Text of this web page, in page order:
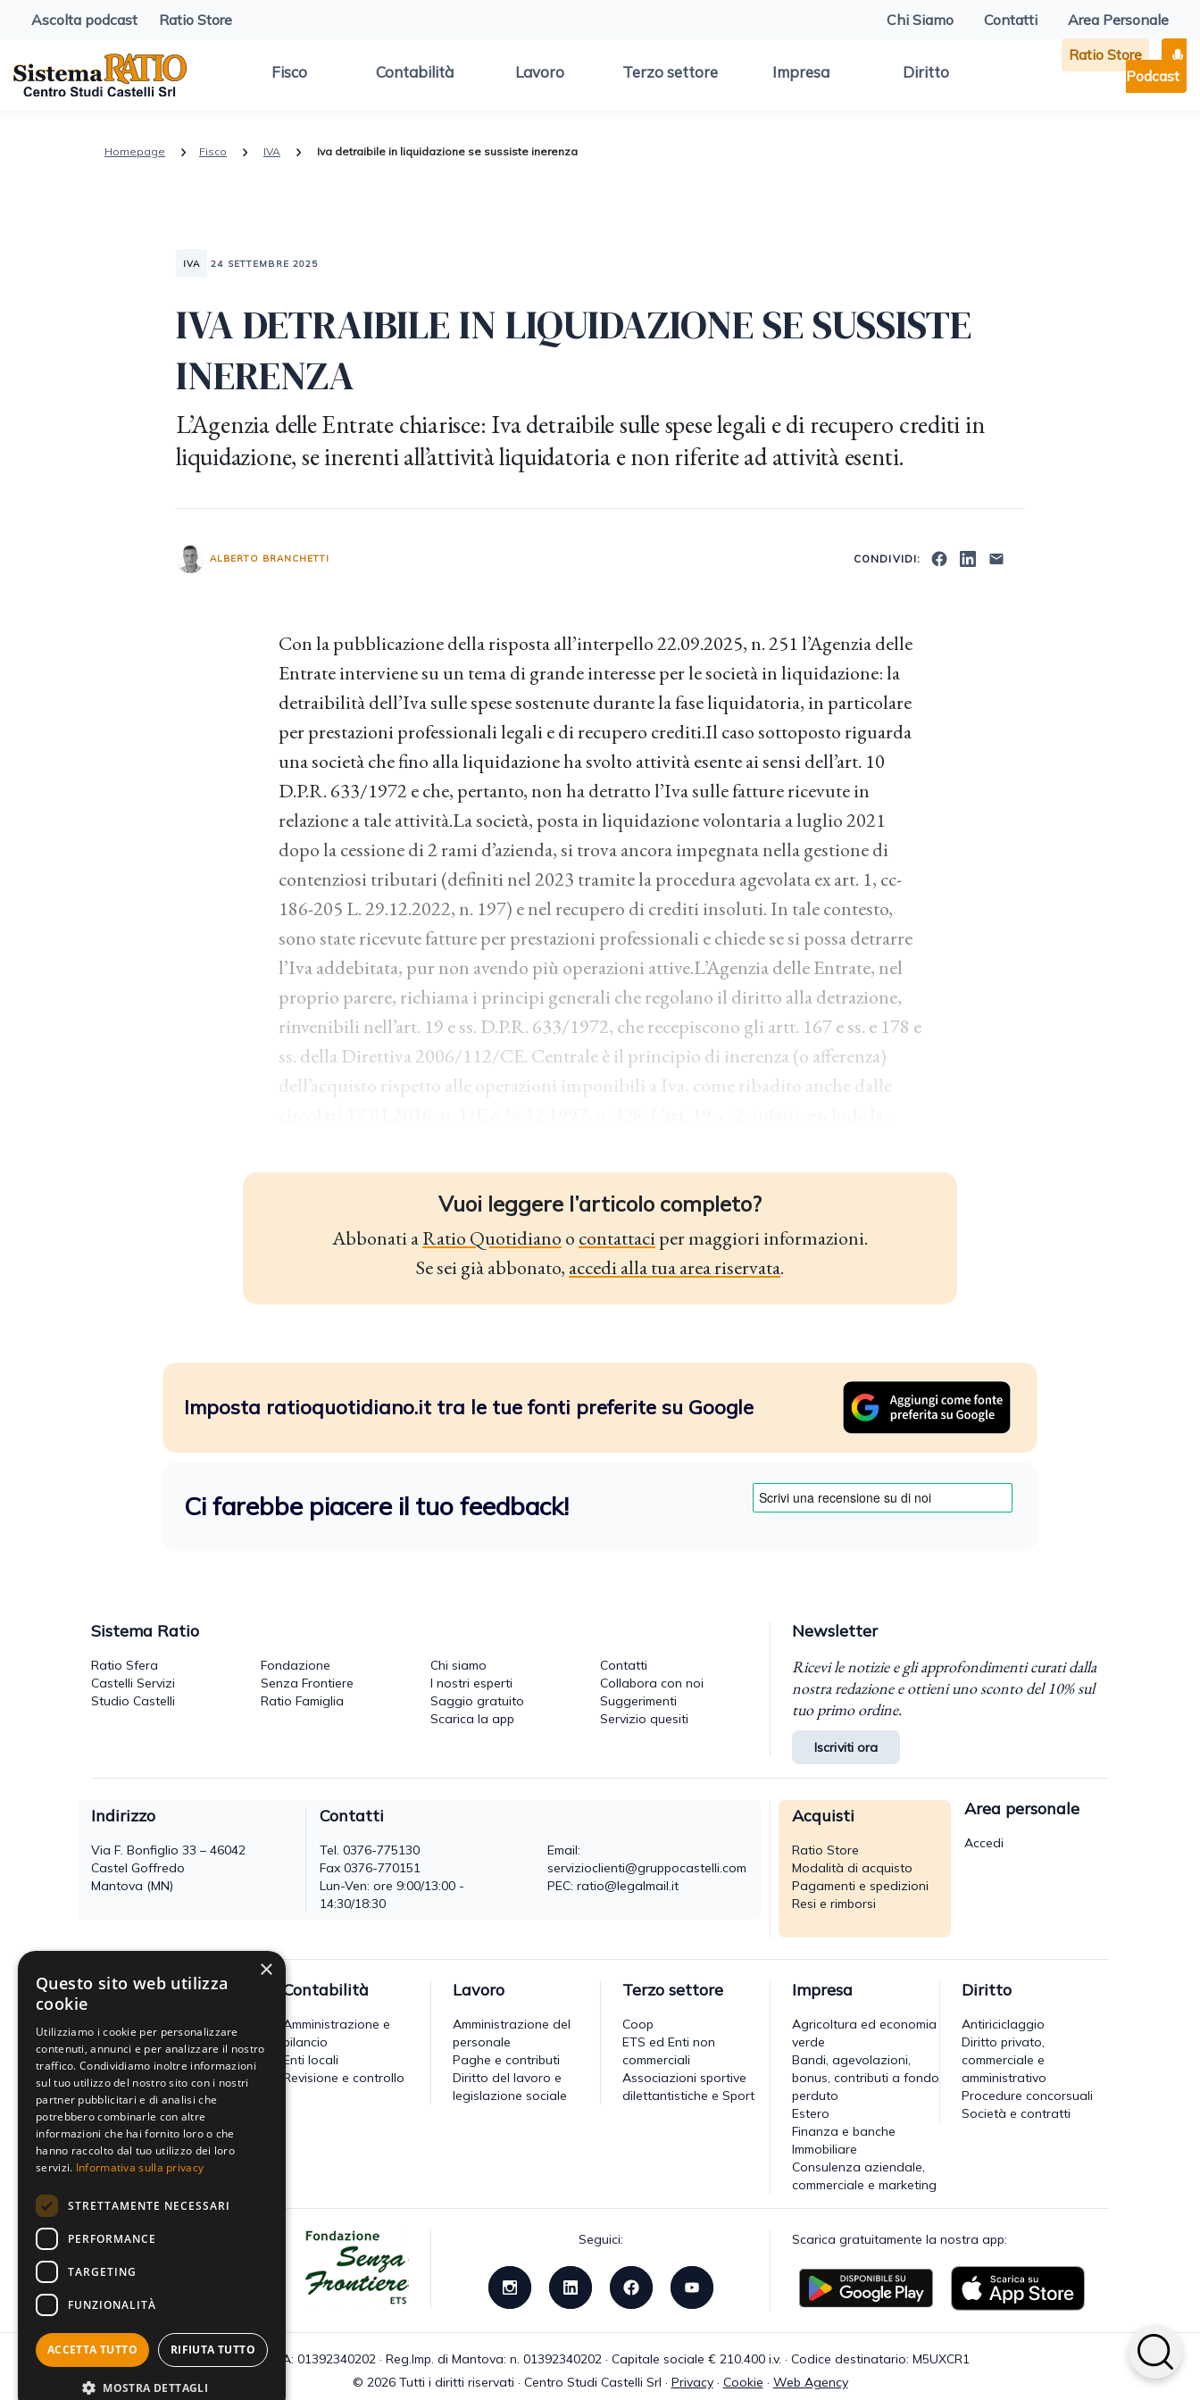
Ascolta podcast Ratio Store Chi Siamo Contatti Area Personale
Fisco Contabilità Lavoro Terzo settore Impresa Diritto
Ratio Store
Podcast
Homepage Fisco IVA Iva detraibile in liquidazione se sussiste inerenza
IVA 24 SETTEMBRE 2025
IVA DETRAIBILE IN LIQUIDAZIONE SE SUSSISTE
INERENZA
L’Agenzia delle Entrate chiarisce: Iva detraibile sulle spese legali e di recupero crediti in
liquidazione, se inerenti all’attività liquidatoria e non riferite ad attività esenti.
ALBERTO BRANCHETTI CONDIVIDI:
Con la pubblicazione della risposta all’interpello 22.09.2025, n. 251 l’Agenzia delle
Entrate interviene su un tema di grande interesse per le società in liquidazione: la
detraibilità dell’Iva sulle spese sostenute durante la fase liquidatoria, in particolare
per prestazioni professionali legali e di recupero crediti.Il caso sottoposto riguarda
una società che fino alla liquidazione ha svolto attività esente ai sensi dell’art. 10
D.P.R. 633/1972 e che, pertanto, non ha detratto l’Iva sulle fatture ricevute in
relazione a tale attività.La società, posta in liquidazione volontaria a luglio 2021
dopo la cessione di 2 rami d’azienda, si trova ancora impegnata nella gestione di
contenziosi tributari (definiti nel 2023 tramite la procedura agevolata ex art. 1, cc-
186-205 L. 29.12.2022, n. 197) e nel recupero di crediti insoluti. In tale contesto,
sono state ricevute fatture per prestazioni professionali e chiede se si possa detrarre
l’Iva addebitata, pur non avendo più operazioni attive.L’Agenzia delle Entrate, nel
proprio parere, richiama i principi generali che regolano il diritto alla detrazione,
rinvenibili nell’art. 19 e ss. D.P.R. 633/1972, che recepiscono gli artt. 167 e ss. e 178 e
ss. della Direttiva 2006/112/CE. Centrale è il principio di inerenza (o afferenza)
dell’acquisto rispetto alle operazioni imponibili a Iva, come ribadito anche dalle
Vuoi leggere l’articolo completo?
Abbonati aRatio Quotidiano o contattaciper maggiori informazioni.
Se sei già abbonato, accedi alla tua area riservata.
Imposta ratioquotidiano.it tra le tue fonti preferite su Google
Ci farebbe piacere il tuo feedback!
Sistema Ratio
Ratio Sfera
Castelli Servizi
Studio Castelli
Fondazione
Senza Frontiere
Ratio Famiglia
Chi siamo
I nostri esperti
Saggio gratuito
Scarica la app
Contatti
Collabora con noi
Suggerimenti
Servizio quesiti
Newsletter
Ricevi le notizie e gli approfondimenti curati dalla
nostra redazione e ottieni uno sconto del 10% sul
tuo primo ordine.
Iscriviti ora
Indirizzo
Via F. Bonfiglio 33 – 46042
Castel Goffredo
Mantova (MN)
Contatti
Tel.0376-775130
Fax 0376-770151
Lun-Ven: ore 9:00/13:00 -
14:30/18:30
Email:
servizioclienti@gruppocastelli.com
PEC: ratio@legalmail.it
Acquisti
Ratio Store
Modalità di acquisto
Pagamenti e spedizioni
Resi e rimborsi
Area personale
Accedi
Fisco
Accertamento, riscossione e
contenzioso
Imposte dirette
Altre imposte indirette e altri
tributi
Tributi locali
IVA
Contabilità
Amministrazione e
bilancio
Enti locali
Revisione e controllo
Lavoro
Amministrazione del
personale
Paghe e contributi
Diritto del lavoro e
legislazione sociale
Terzo settore
Coop
ETS ed Enti non
commerciali
Associazioni sportive
dilettantistiche e Sport
Impresa
Agricoltura ed economia
verde
Bandi, agevolazioni,
bonus, contributi a fondo
perduto
Estero
Finanza e banche
Immobiliare
Consulenza aziendale,
commerciale e marketing
Diritto
Antiriciclaggio
Diritto privato,
commerciale e
amministrativo
Procedure concorsuali
Società e contratti
Dona il tuo 5x1000 a Fondazione
Seguici: Scarica gratuitamente la nostra app:
C.F e P.IVA: 01392340202 · Reg.Imp. di Mantova: n. 01392340202 · Capitale sociale € 210.400 i.v. · Codice destinatario: M5UXCR1
© 2026 Tutti i diritti riservati · Centro Studi Castelli Srl · Privacy· Cookie · Web Agency
×
Questo sito web utilizza
cookie
Utilizziamo i cookie per personalizzare
contenuti, annunci e per analizzare il nostro
traffico. Condividiamo inoltre informazioni
sul tuo utilizzo del nostro sito con i nostri
partner pubblicitari e di analisi che
potrebbero combinarle con altre
informazioni che hai fornito loro o che
hanno raccolto dal tuo utilizzo dei loro
servizi. Informativa sulla privacy
STRETTAMENTE NECESSARI
PERFORMANCE
TARGETING
FUNZIONALITÀ
ACCETTA TUTTO RIFIUTA TUTTO
MOSTRA DETTAGLI